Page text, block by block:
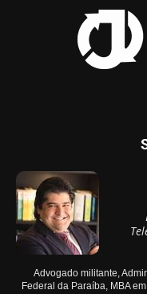
Advogado militante,
Federal da Paraíba, MBA